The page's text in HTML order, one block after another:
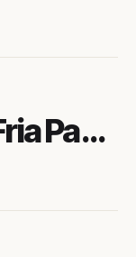
Estrada de Água Fria Pará Tronco